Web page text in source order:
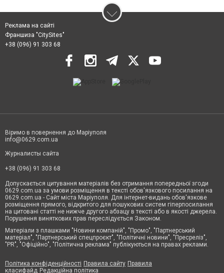
Реклама на сайті
Франшиза "CitySites"
+38 (096) 91 303 68
Віримо в повернення до Маріуполя
info@0629.com.ua
Журналисты сайта
+38 (096) 91 303 68
Допускається цитування матеріалів без отримання попередньої згоди
0629.com.ua за умови розміщення в тексті обов'язкового посилання на
0629.com.ua - Сайт міста Маріуполя. Для інтернет-видань обов'язкове
розміщення прямого, відкритого для пошукових систем гіперпосилання
на цитовані статті не нижче другого абзацу в тексті або в якості джерела.
Порушення виняткових прав переслідується Законом.
Матеріали з плашками "Новини компаній", "Промо", "Партнерський
матеріал", "Партнерський спецпроєкт", "Політичні новини", "Пресреліз",
"PR", "Офіційно", "Політична реклама" публікуються на правах реклами.
Політика конфіденційності Правила сайту Правила
класифайд Редакційна політика